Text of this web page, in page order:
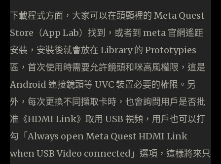
下載程式方面，大家可以在頭顯裡的 Meta Quest
Store（App Lab）找到，或者到 meta 官網遙距
安裝，安裝後就會放在 Library 的 Prototypies
區，首次使用時需要允許鏡頭和咪高風權限，這是
Android 連接鏡頭等 UVC 裝置必要的權限。另
外，每次更換不同擷取卡時，也會詢問用戶是否批
准《HDMI Link》取用 USB 視頻，用戶也可以打
勾「Always open Meta Quest HDMI Link
when USB Video connected」選項，這樣將來只